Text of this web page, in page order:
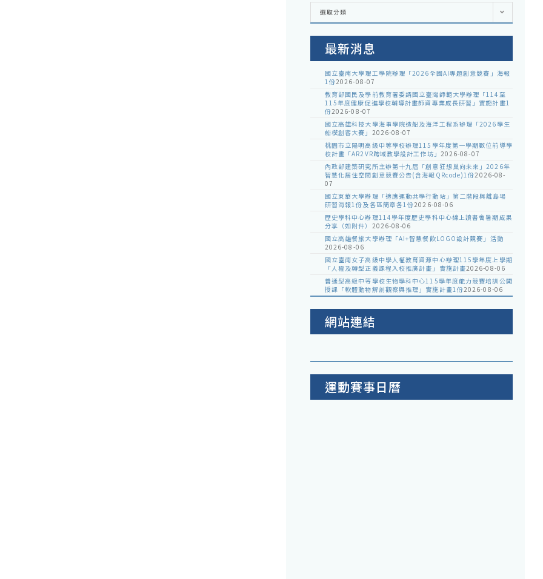
各
室
選取分類
最新消息
國立臺南大學理工學院辦理「2026全國AI專題創意競賽」海報
1份2026-08-07
教育部國民及學前教育署委請國立臺灣師範大學辦理「114至
115年度健康促進學校輔導計畫師資專業成長研習」實施計畫1
份2026-08-07
國立高雄科技大學海事學院造船及海洋工程系辦理「2026學生
船模創客大賽」 2026-08-07
桃園市立陽明高級中等學校辦理115學年度第一學期數位前導學
校計畫「AR2VR跨域教學設計工作坊」 2026-08-07
內政部建築研究所主辦第十九屆「創意狂想巢向未來」2026年
智慧化居住空間創意競賽公告(含海報QRcode)1份2026-08-
07
國立東華大學辦理「適應運動共學行動站」第二階段與離島場
研習海報1份及各區簡章各1份2026-08-06
歷史學科中心辦理114學年度歷史學科中心線上讀書會暑期成果
分享（如附件） 2026-08-06
國立高雄餐旅大學辦理「AI+智慧餐飲LOGO設計競賽」活動
2026-08-06
國立臺南女子高級中學人權教育資源中心辦理115學年度上學期
「人權及轉型正義課程入校推廣計畫」實施計畫2026-08-06
普通型高級中等學校生物學科中心115學年度能力競賽培訓公開
授課「軟體動物解剖觀察與推理」實施計畫1份2026-08-06
網站連結
運動賽事日曆